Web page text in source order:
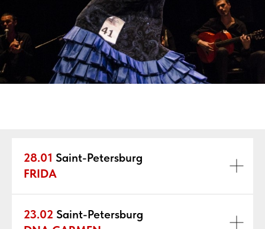
28.01 Saint-Petersburg
FRIDA
23.02 Saint-Petersburg